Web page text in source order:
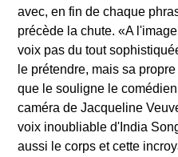
avec, en fin de chaque
précède la chute. «A
voix pas du tout
le prétendre, mais sa
que le souligne le
caméra de Jacqueline
voix inoubliable d'India
aussi le corps et cette